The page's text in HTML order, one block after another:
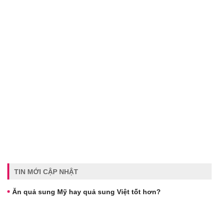
TIN MỚI CẬP NHẬT
Ăn quả sung Mỹ hay quả sung Việt tốt hơn?